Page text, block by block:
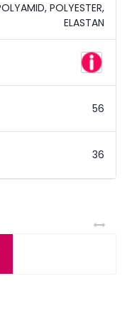
POLYESTER,
ELASTAN
56
36